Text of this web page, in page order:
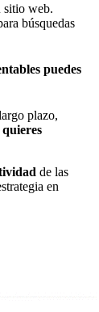
sitio web.
búsquedas
puedes
plazo,
de las
en